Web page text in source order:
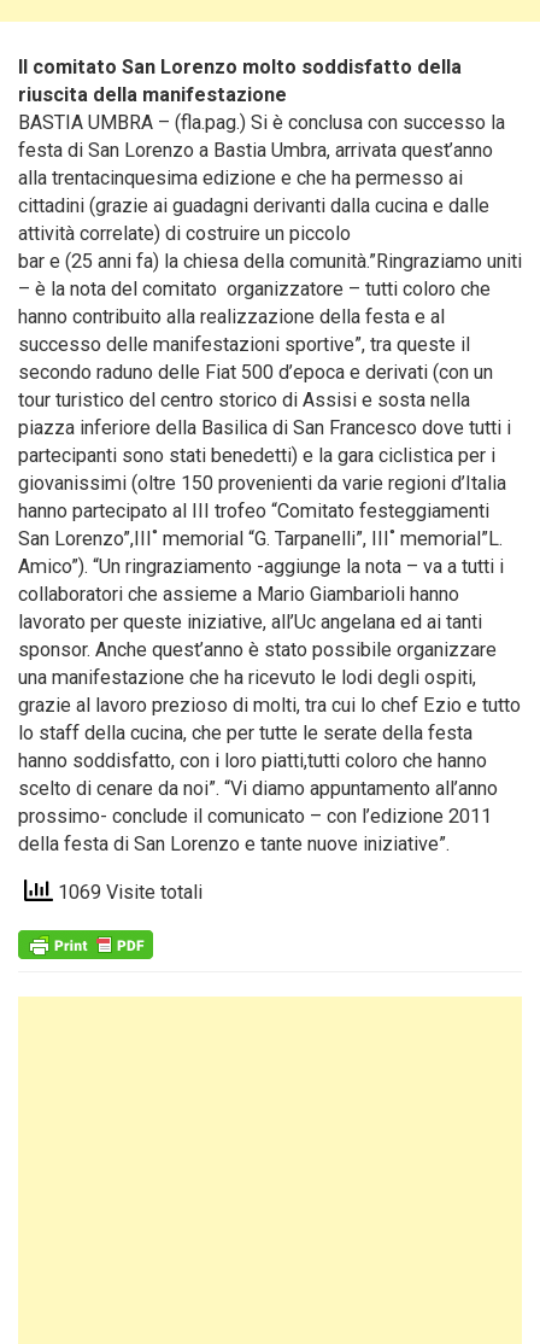
Il comitato San Lorenzo molto soddisfatto della
riuscita della manifestazione
BASTIA UMBRA – (fla.pag.) Si è conclusa con successo la
festa di San Lorenzo a Bastia Umbra, arrivata quest’anno
alla trentacinquesima edizione e che ha permesso ai
cittadini (grazie ai guadagni derivanti dalla cucina e dalle
attività correlate) di costruire un piccolo
bar e (25 anni fa) la chiesa della comunità.”Ringraziamo uniti
– è la nota del comitato organizzatore – tutti coloro che
hanno contribuito alla realizzazione della festa e al
successo delle manifestazioni sportive”, tra queste il
secondo raduno delle Fiat 500 d’epoca e derivati (con un
tour turistico del centro storico di Assisi e sosta nella
piazza inferiore della Basilica di San Francesco dove tutti i
partecipanti sono stati benedetti) e la gara ciclistica per i
giovanissimi (oltre 150 provenienti da varie regioni d’Italia
hanno partecipato al III trofeo “Comitato festeggiamenti
San Lorenzo”,III˚ memorial “G. Tarpanelli”, III˚ memorial”L.
Amico”). “Un ringraziamento -aggiunge la nota – va a tutti i
collaboratori che assieme a Mario Giambarioli hanno
lavorato per queste iniziative, all’Uc angelana ed ai tanti
sponsor. Anche quest’anno è stato possibile organizzare
una manifestazione che ha ricevuto le lodi degli ospiti,
grazie al lavoro prezioso di molti, tra cui lo chef Ezio e tutto
lo staff della cucina, che per tutte le serate della festa
hanno soddisfatto, con i loro piatti,tutti coloro che hanno
scelto di cenare da noi”. “Vi diamo appuntamento all’anno
prossimo- conclude il comunicato – con l’edizione 2011
della festa di San Lorenzo e tante nuove iniziative”.
1069 Visite totali